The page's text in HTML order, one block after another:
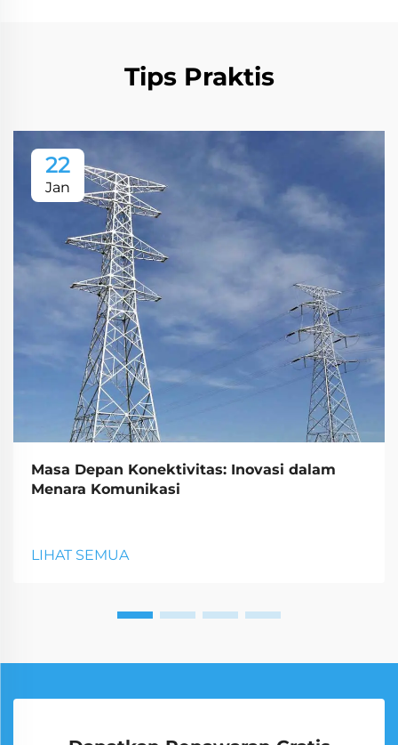
Tips Praktis
22
Jan
Masa Depan Konektivitas: Inovasi dalam
Menara Komunikasi
LIHAT SEMUA